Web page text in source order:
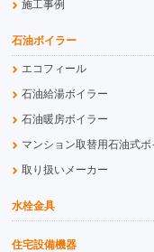
施工事例
石油ボイラー
エコフィール
石油給湯ボイラー
石油暖房ボイラー
マンション取替用石油式ボ
取り扱いメーカー
水栓金具
住宅設備機器